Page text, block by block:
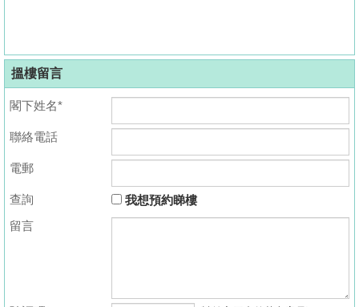
搵樓留言
閣下姓名*
聯絡電話
電郵
查詢
我想預約睇樓
留言